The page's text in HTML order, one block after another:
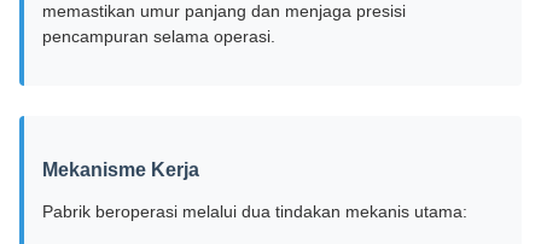
memastikan umur panjang dan menjaga presisi
pencampuran selama operasi.
Mekanisme Kerja
Pabrik beroperasi melalui dua tindakan mekanis utama: